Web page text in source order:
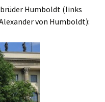
Humboldt (links
von Humboldt):